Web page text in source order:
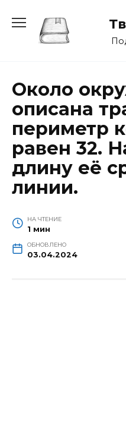
содержанию
Около
описана
периметр
равен 32.
длину её
линии.
НА ЧТЕНИЕ
1 мин
ОБНОВЛЕНО
03.04.2024